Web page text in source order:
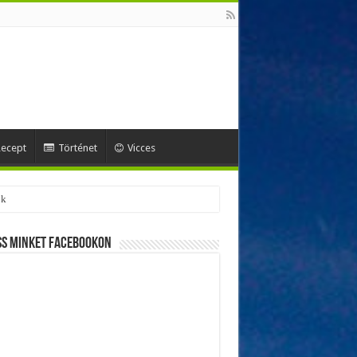
Történet Vicces
minket Facebookon